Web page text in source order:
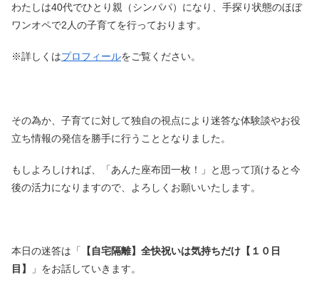
わたしは40代でひとり親（シンパパ）になり、手探り状態のほぼ
ワンオペで2人の子育てを行っております。
※詳しくはプロフィールをご覧ください。
その為か、子育てに対して独自の視点により迷答な体験談やお役
立ち情報の発信を勝手に行うこととなりました。
もしよろしければ、「あんた座布団一枚！」と思って頂けると今
後の活力になりますので、よろしくお願いいたします。
本日の迷答は「
【自宅隔離】全快祝いは気持ちだけ【１０日
目】
」をお話していきます。